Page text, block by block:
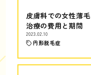
皮膚科での女性薄毛
治療の費用と期間
2023.02.10
円形脱毛症